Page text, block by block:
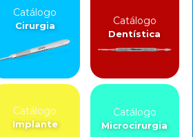
Catálogo
Cirurgia Catálogo
Dentística
Catálogo
Implante
Catálogo
Microcirurgia